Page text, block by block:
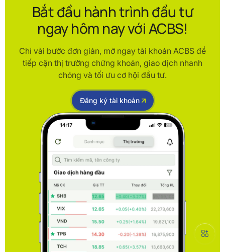
Bắt đầu hành trình đầu tư
ngay hôm nay với ACBS!
Chỉ vài bước đơn giản, mở ngay tài khoản ACBS để
tiếp cận thị trường chứng khoán, giao dịch nhanh
chóng và tối ưu cơ hội đầu tư.
Đăng ký tài khoản